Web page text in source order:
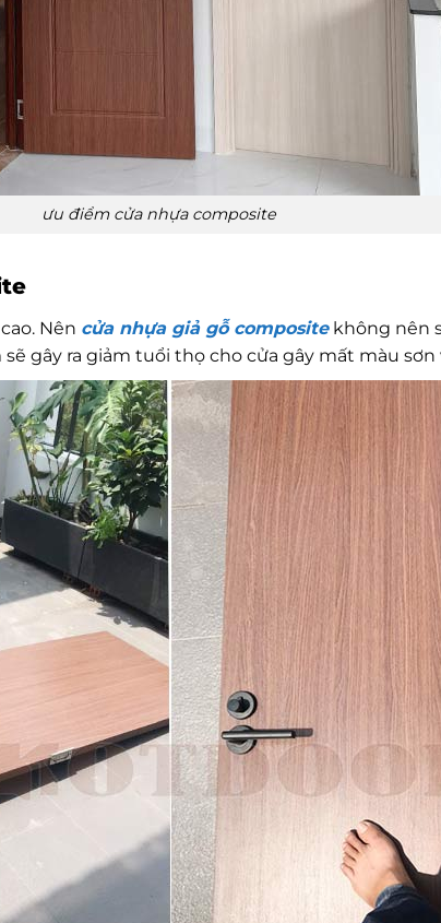
ưu điểm cửa nhựa composite
Nên cửa nhựa giả gỗ compositekhông nên
gây ra giảm tuổi thọ cho cửa gây mất màu sơn